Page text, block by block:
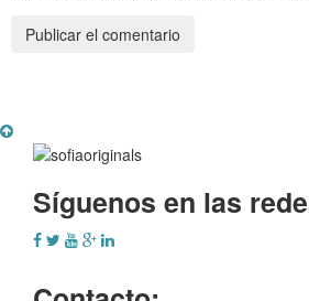
Síguenos en las